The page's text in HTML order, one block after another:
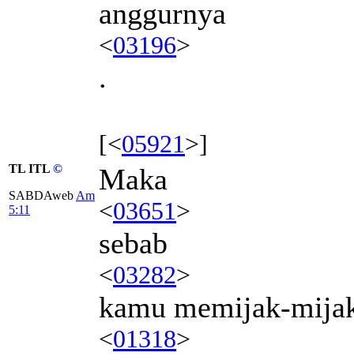
anggurnya
<03196>
.
[<05921>]
TL ITL ©
SABDAweb Am
5:11
Maka
<03651>
sebab
<03282>
kamu memijak-
<01318>